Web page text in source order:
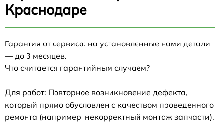
Краснодаре
Гарантия от сервиса: на установленные нами детали
— до 3 месяцев.
Что считается гарантийным случаем?
Для работ: Повторное возникновение дефекта,
который прямо обусловлен с качеством проведенного
ремонта (например, некорректный монтаж запчасти).